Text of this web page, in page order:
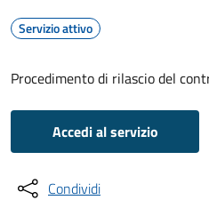
Servizio attivo
Procedimento di rilascio del
Accedi al servizio
Condividi